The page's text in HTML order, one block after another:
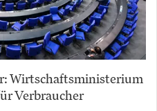
Wirtschaftsministerium
Verbraucher